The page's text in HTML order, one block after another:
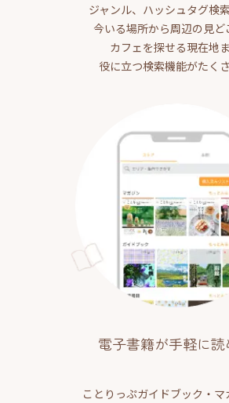
ジャンル、ハッシュタグ検索
今いる場所から周辺の見ど
カフェを探せる現在地
役に立つ検索機能がたくさ
電子書籍が手軽に読
ことりっぷガイドブック・マ